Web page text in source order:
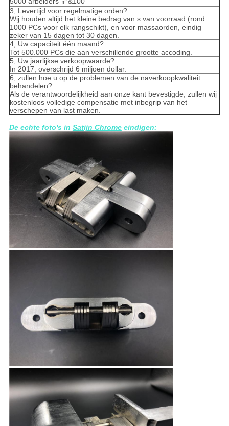
3, Levertijd voor regelmatige orden?
Wij houden altijd het kleine bedrag van s van voorraad (rond
1000 PCs voor elk rangschikt), en voor massaorden, eindig
zeker van 15 dagen tot 30 dagen.
4, Uw capaciteit één maand?
Tot 500.000 PCs die aan verschillende grootte accoding.
5, Uw jaarlijkse verkoopwaarde?
In 2017, overschrijd 6 miljoen dollar.
6, zullen hoe u op de problemen van de naverkoopkwaliteit
behandelen?
Als de verantwoordelijkheid aan onze kant bevestigde, zullen wij
kostenloos volledige compensatie met inbegrip van het
verschepen van last maken.
De echte foto's in Satijn Chromeeindigen: